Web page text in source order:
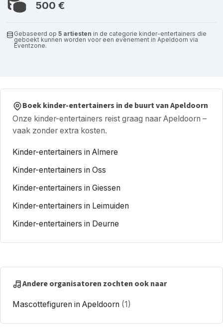
500 €
Gebaseerd op 5 artiesten in de categorie kinder-entertainers die
geboekt kunnen worden voor een evenement in Apeldoorn via
Eventzone.
Boek kinder-entertainers in de buurt van Apeldoorn
Onze kinder-entertainers reist graag naar Apeldoorn –
vaak zonder extra kosten.
Kinder-entertainers in Almere
Kinder-entertainers in Oss
Kinder-entertainers in Giessen
Kinder-entertainers in Leimuiden
Kinder-entertainers in Deurne
Andere organisatoren zochten ook naar
Mascottefiguren in Apeldoorn (1)